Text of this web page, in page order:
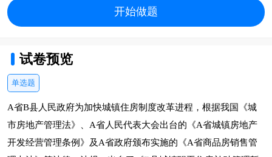
开始做题
试卷预览
单选题
A省B县人民政府为加快城镇住房制度改革进程，根据我国《城
市房地产管理法》、A省人民代表大会出台的《A省城镇房地产
开发经营管理条例》及A省政府颁布实施的《A省商品房销售管